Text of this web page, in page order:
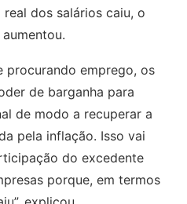
dos salários caiu, o
procurando emprego, os
de barganha para
de modo a recuperar a
pela inflação. Isso vai
do excedente
porque, em termos